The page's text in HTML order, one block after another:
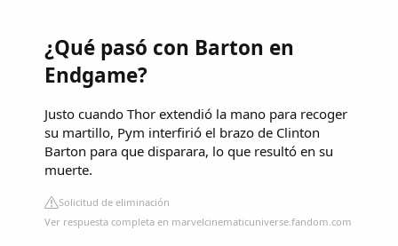
¿Qué pasó con Barton en
Endgame?
Justo cuando Thor extendió la mano para recoger
su martillo, Pym interfirió el brazo de Clinton
Barton para que disparara, lo que resultó en su
muerte.
Solicitud de eliminación
Ver respuesta completa en marvelcinematicuniverse.fandom.com